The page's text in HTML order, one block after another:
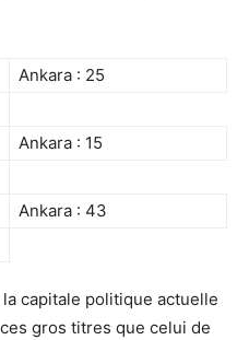
Ankara : 25
Ankara : 15
Ankara : 43
capitale politique actuelle
gros titres que celui de